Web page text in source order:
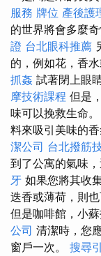
服務 牌位 產後護
的世界將會多麼
證 台北眼科推薦
的，例如花，香
抓姦 試著閉上眼
摩技術課程 但是
味可以挽救生命
料來吸引美味的
潔公司 台北撥筋
到了公寓的氣味
牙 如果您將其收
迭香或薄荷，則
但是咖啡館，小
公司 清潔時，您
窗戶一次。 搜尋